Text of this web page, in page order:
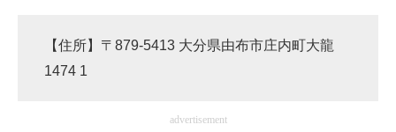
【住所】〒879-5413 大分県由布市庄内町大龍
1474 1
advertisement